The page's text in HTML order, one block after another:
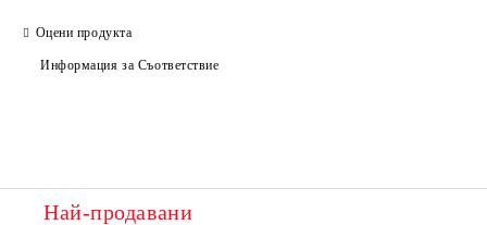
Оцени продукта
Информация за Съответствие
Най-продавани